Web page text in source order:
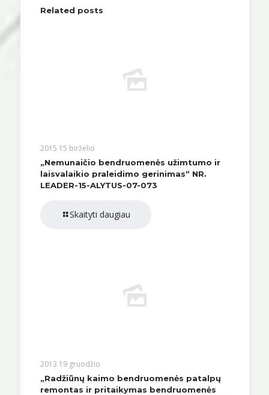
Related posts
2015 15 birželio
„Nemunaičio bendruomenės užimtumo ir
laisvalaikio praleidimo gerinimas“ NR.
LEADER-15-ALYTUS-07-073
Skaityti daugiau
2013 19 gruodžio
„Radžiūnų kaimo bendruomenės patalpų
remontas ir pritaikymas bendruomenės